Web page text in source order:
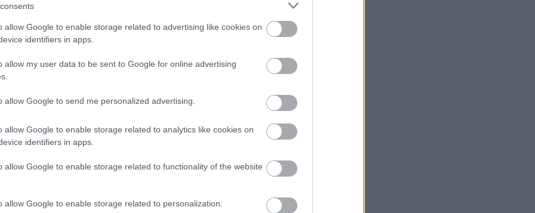
allow Google to enable storage related to advertising like cookies on
identifiers in apps.
allow my user data to be sent to Google for online advertising
allow Google to send me personalized advertising.
allow Google to enable storage related to analytics like cookies on
identifiers in apps.
allow Google to enable storage related to functionality of the website
allow Google to enable storage related to personalization.
Látványos építési szakasz indult
be a Flórián téri felüljárón
Helyi hírek